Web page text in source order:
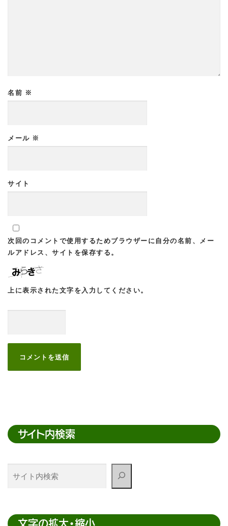
名前 ※
メール ※
サイト
次回のコメントで使用するためブラウザーに自分の名前、メー
ルアドレス、サイトを保存する。
上に表示された文字を入力してください。
サイト内検索
検
文字の拡大・縮小